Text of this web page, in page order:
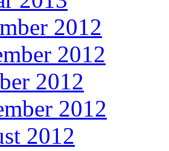
2012
2012
2012
2012
2012